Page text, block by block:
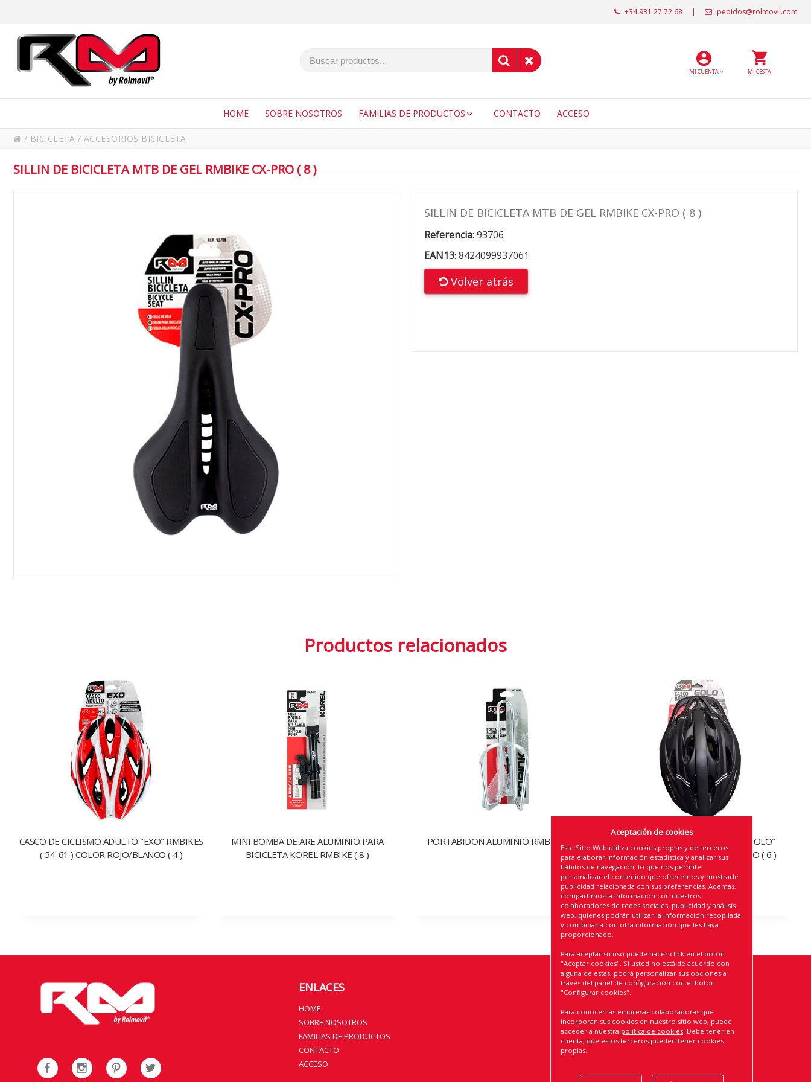
pedidos@rolmovil.com
|
+34 931 27 72 68
MI CUENTA MI CESTA
HOME SOBRE NOSOTROS FAMILIAS DE PRODUCTOS CONTACTO ACCESO
/ BICICLETA / ACCESORIOS BICICLETA
SILLIN DE BICICLETA MTB DE GEL RMBIKE CX-PRO ( 8 )
SILLIN DE BICICLETA MTB DE GEL RMBIKE CX-PRO ( 8 )
Referencia: 93706
EAN13: 8424099937061
Volver atrás
Productos relacionados
CASCO DE CICLISMO ADULTO "EXO" RMBIKES
( 54-61 ) COLOR ROJO/BLANCO ( 4 )
MINI BOMBA DE ARE ALUMINIO PARA
BICICLETA KOREL RMBIKE ( 8 )
PORTABIDON ALUMINIO RMBIKE ( 8 )
CASCO DE CICLISMO ADULTO "EOLO"
RMBIKES ( 54-61 ) COLOR NEGRO ( 6 )
ENLACES
HOME
SOBRE NOSOTROS
FAMILIAS DE PRODUCTOS
CONTACTO
ACCESO
ROLMOVIL, S.L.
AVISO LEGAL
POLÍTICA DE PRIVACIDAD
POLÍTICA DE COOKIES
CONDICIONES DE USO Y VENTA
CERTIFICADO DE CALIDAD
Aceptación de cookies
Este Sitio Web utiliza cookies propias y de terceros
para elaborar información estadística y analizar sus
hábitos de navegación, lo que nos permite
personalizar el contenido que ofrecemos y mostrarle
publicidad relacionada con sus preferencias. Además,
compartimos la información con nuestros
colaboradores de redes sociales, publicidad y análisis
web, quienes podrán utilizar la información recopilada
y combinarla con otra información que les haya
proporcionado.
Para aceptar su uso puede hacer click en el botón
"Aceptar cookies". Si usted no está de acuerdo con
alguna de estas, podrá personalizar sus opciones a
través del panel de configuración con el botón
"Configurar cookies".
Para conocer las empresas colaboradoras que
incorporan sus cookies en nuestro sitio web, puede
acceder a nuestra política de cookies. Debe tener en
cuenta, que estos terceros pueden tener cookies
propias.